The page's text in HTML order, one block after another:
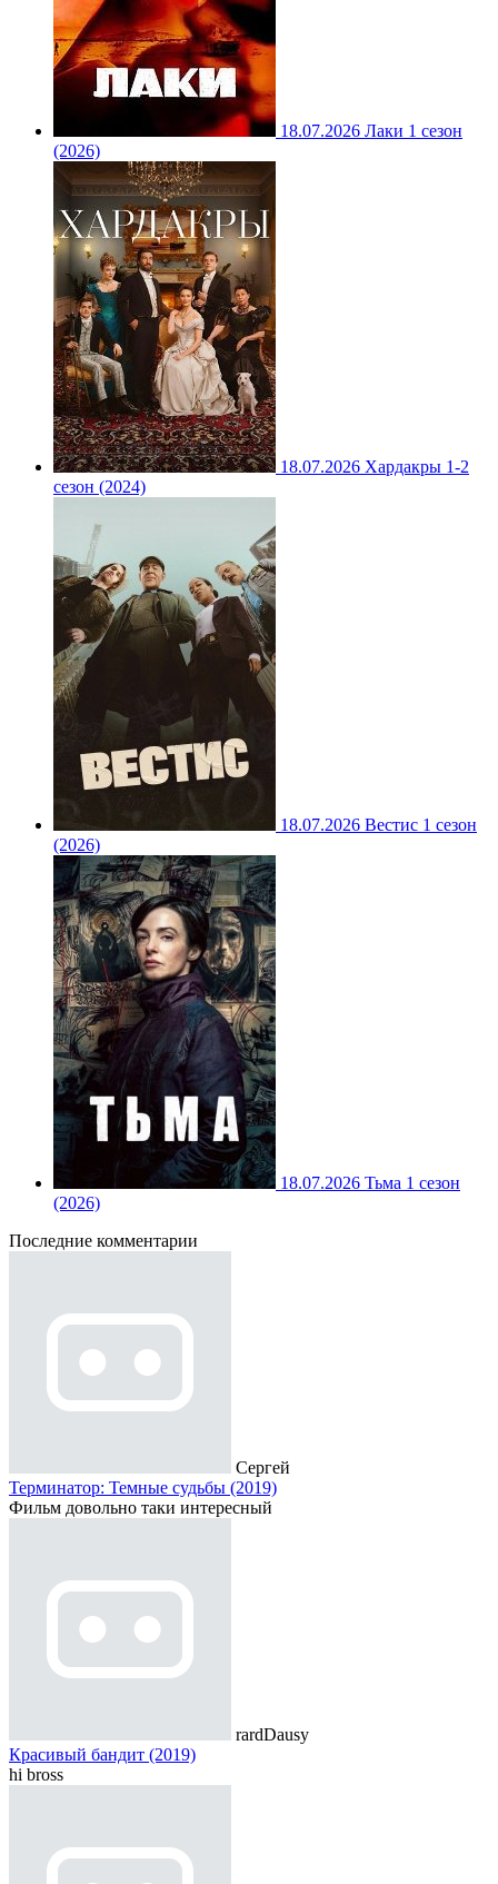
18.07.2026 Лаки 1 сезон
(2026)
18.07.2026 Хардакры 1-2
сезон (2024)
18.07.2026 Вестис 1 сезон
(2026)
18.07.2026 Тьма 1 сезон
(2026)
Последние комментарии
Сергей
Терминатор: Темные судьбы (2019)
Фильм довольно таки интересный
rardDausy
Красивый бандит (2019)
hi bross